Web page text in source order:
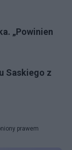
„Powinien
Saskiego z
prawem